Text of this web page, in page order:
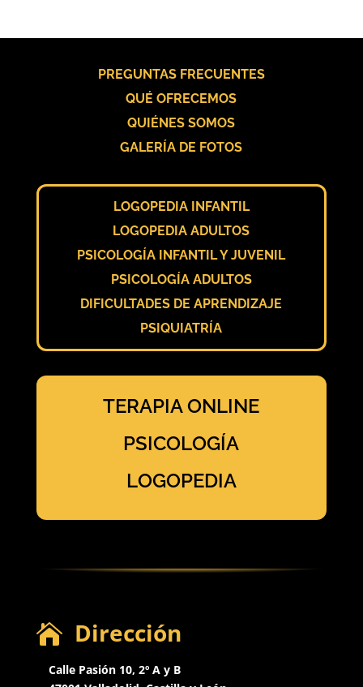
PREGUNTAS FRECUENTES
QUÉ OFRECEMOS
QUIÉNES SOMOS
GALERÍA DE FOTOS
LOGOPEDIA INFANTIL
LOGOPEDIA ADULTOS
PSICOLOGÍA INFANTIL Y JUVENIL
PSICOLOGÍA ADULTOS
DIFICULTADES DE APRENDIZAJE
PSIQUIATRÍA
TERAPIA ONLINE
PSICOLOGÍA
LOGOPEDIA
 Dirección
Calle Pasión 10, 2º A y B